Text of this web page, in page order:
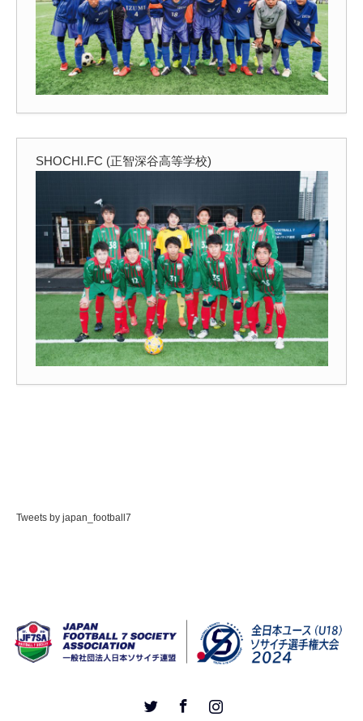
SHOCHI.FC (正智深谷高等学校)
Tweets by japan_football7